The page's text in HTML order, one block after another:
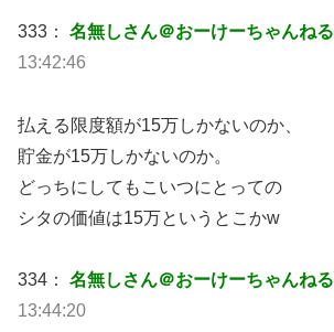
333： 名無しさん＠おーけーちゃんねる
13:42:46
払える限度額が15万しかないのか、
貯金が15万しかないのか。
どっちにしてもこいつにとっての
シタの価値は15万というとこかw
334： 名無しさん＠おーけーちゃんねる
13:44:20